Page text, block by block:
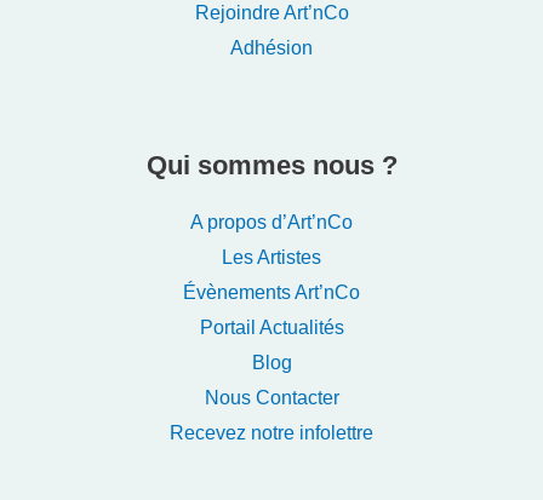
Rejoindre Art’nCo
Adhésion
Qui sommes nous ?
A propos d’Art’nCo
Les Artistes
Évènements Art’nCo
Portail Actualités
Blog
Nous Contacter
Recevez notre infolettre